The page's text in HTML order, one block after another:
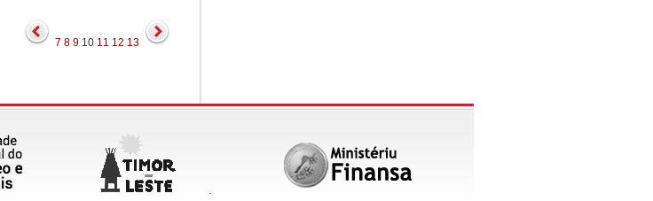
7 8 9 10 11 12 13